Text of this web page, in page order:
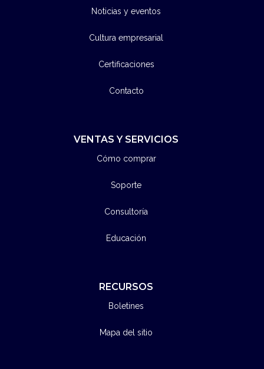
Noticias y eventos
Cultura empresarial
Certificaciones
Contacto
VENTAS Y SERVICIOS
Cómo comprar
Soporte
Consultoría
Educación
RECURSOS
Boletines
Mapa del sitio